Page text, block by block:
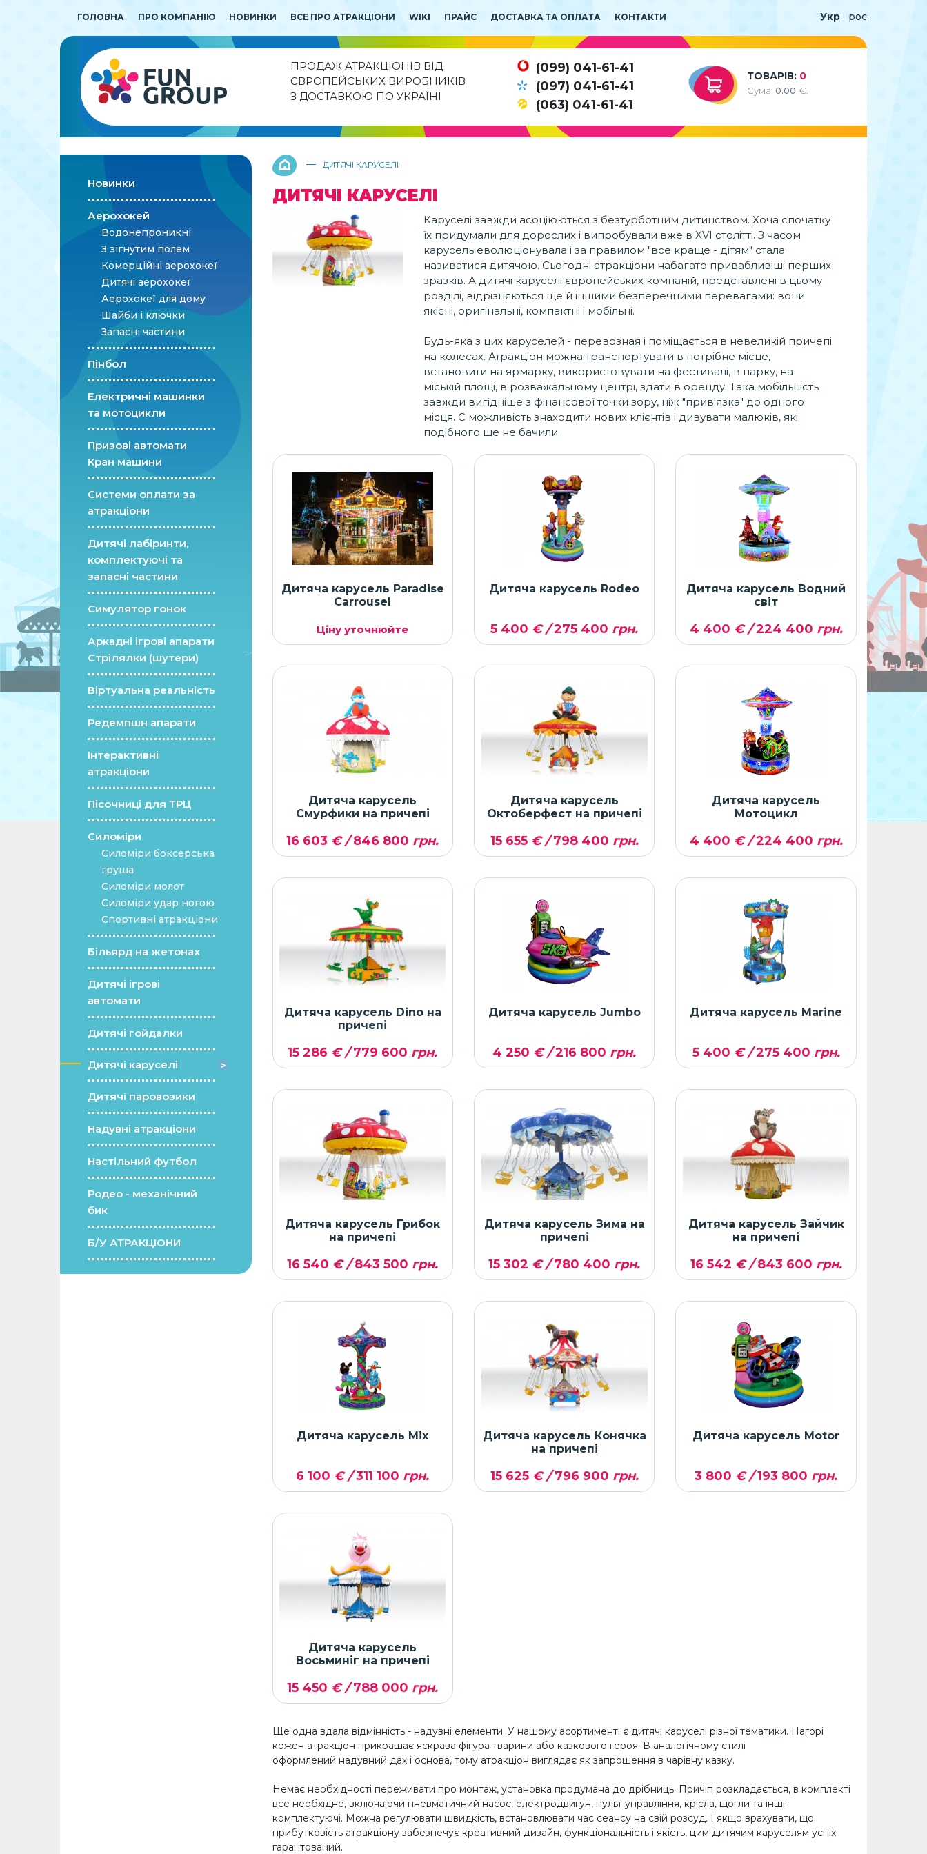
ГОЛОВНА ПРО КОМПАНІЮ НОВИНКИ ВСЕ ПРО АТРАКЦІОНИ WIKI ПРАЙС ДОСТАВКА ТА ОПЛАТА КОНТАКТИ Укр рос
ПРОДАЖ АТРАКЦІОНІВ ВІД
ЄВРОПЕЙСЬКИХ ВИРОБНИКІВ
З ДОСТАВКОЮ ПО УКРАЇНІ
(099) 041-61-41
(097) 041-61-41
(063) 041-61-41
ТОВАРІВ: 0
Сума:0.00 €.
Новинки
Аерохокей
Водонепроникні
З зігнутим полем
Комерційні аерохокеї
Дитячі аерохокеї
Аерохокеї для дому
Шайби і ключки
Запасні частини
Пінбол
Електричні машинки
та мотоцикли
Призові автомати
Кран машини
Системи оплати за
атракціони
Дитячі лабіринти,
комплектуючі та
запасні частини
Симулятор гонок
Аркадні ігрові апарати
Стрілялки (шутери)
Віртуальна реальність
Редемпшн апарати
Інтерактивні
атракціони
Пісочниці для ТРЦ
Силоміри
Силоміри боксерська
груша
Силоміри молот
Силоміри удар ногою
Спортивні атракціони
Більярд на жетонах
Дитячі ігрові
автомати
Дитячі гойдалки
Дитячі каруселі
Дитячі паровозики
Надувні атракціони
Настільний футбол
Родео - механічний
бик
Б/У АТРАКЦІОНИ
— ДИТЯЧІ КАРУСЕЛІ
ДИТЯЧІ КАРУСЕЛІ
Каруселі завжди асоціюються з безтурботним дитинством. Хоча спочатку
їх придумали для дорослих і випробували вже в XVI столітті. З часом
карусель еволюціонувала і за правилом "все краще - дітям" стала
називатися дитячою. Сьогодні атракціони набагато привабливіші перших
зразків. А дитячі каруселі європейських компаній, представлені в цьому
розділі, відрізняються ще й іншими безперечними перевагами: вони
якісні, оригінальні, компактні і мобільні.
Будь-яка з цих каруселей - перевозная і поміщається в невеликій причепі
на колесах. Атракціон можна транспортувати в потрібне місце,
встановити на ярмарку, використовувати на фестивалі, в парку, на
міській площі, в розважальному центрі, здати в оренду. Така мобільність
завжди вигідніше з фінансової точки зору, ніж "прив'язка" до одного
місця. Є можливість знаходити нових клієнтів і дивувати малюків, які
подібного ще не бачили.
Дитяча карусель Paradise
Carrousel
Ціну уточнюйте
Дитяча карусель Rodeo
5 400 € /275 400 грн.
Дитяча карусель Водний
світ
4 400 € /224 400 грн.
Дитяча карусель
Смурфики на причепі
16 603 € /846 800 грн.
Дитяча карусель
Октоберфест на причепі
15 655€ /798 400 грн.
Дитяча карусель
Мотоцикл
4 400 € /224 400 грн.
Дитяча карусель Dino на
причепі
15 286 € /779 600 грн.
Дитяча карусель Jumbo
4 250 € /216 800 грн.
Дитяча карусель Marine
5 400 € /275 400 грн.
Дитяча карусель Грибок
на причепі
16 540 € /843 500 грн.
Дитяча карусель Зима на
причепі
15 302 € /780 400 грн.
Дитяча карусель Зайчик
на причепі
16 542 € /843 600 грн.
Дитяча карусель Mix
6 100 € /311 100 грн.
Дитяча карусель Конячка
на причепі
15 625€ /796 900 грн.
Дитяча карусель Motor
3 800 € /193 800 грн.
Дитяча карусель
Восьминіг на причепі
15 450 € /788 000 грн.
Ще одна вдала відмінність - надувні елементи. У нашому асортименті є дитячі каруселі різної тематики. Нагорі
кожен атракціон прикрашає яскрава фігура тварини або казкового героя. В аналогічному стилі
оформлений надувний дах і основа, тому атракціон виглядає як запрошення в чарівну казку.
Немає необхідності переживати про монтаж, установка продумана до дрібниць. Причіп розкладається, в комплекті
все необхідне, включаючи пневматичний насос, електродвигун, пульт управління, крісла, щогли та інші
комплектуючі. Можна регулювати швидкість, встановлювати час сеансу на свій розсуд. І якщо врахувати, що
прибутковість атракціону забезпечує креативний дизайн, функціональність і якість, цим дитячим каруселям успіх
гарантований.